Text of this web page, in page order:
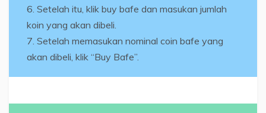
Setelah itu, klik buy bafe dan masukan jumlah
koin yang akan dibeli.
Setelah memasukan nominal coin bafe yang
akan dibeli, klik “Buy Bafe”.